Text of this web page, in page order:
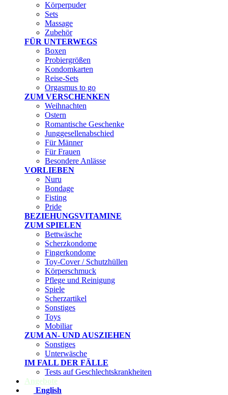
Körperpuder
Sets
Massage
Zubehör
FÜR UNTERWEGS
Boxen
Probiergrößen
Kondomkarten
Reise-Sets
Orgasmus to go
ZUM VERSCHENKEN
Weihnachten
Ostern
Romantische Geschenke
Junggesellenabschied
Für Männer
Für Frauen
Besondere Anlässe
VORLIEBEN
Nuru
Bondage
Fisting
Pride
BEZIEHUNGSVITAMINE
ZUM SPIELEN
Bettwäsche
Scherzkondome
Fingerkondome
Toy-Cover / Schutzhüllen
Körperschmuck
Pflege und Reinigung
Spiele
Scherzartikel
Sonstiges
Toys
Mobiliar
ZUM AN- UND AUSZIEHEN
Sonstiges
Unterwäsche
IM FALL DER FÄLLE
Tests auf Geschlechtskrankheiten
Angebote
English